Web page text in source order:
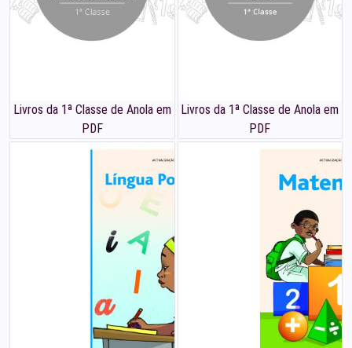
Livros da 1ª Classe de Anola em
PDF
Livros da 1ª Classe de Anola em
PDF